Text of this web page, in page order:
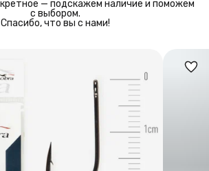
— подскажем наличие и поможем
с выбором.
Спасибо, что вы с нами!